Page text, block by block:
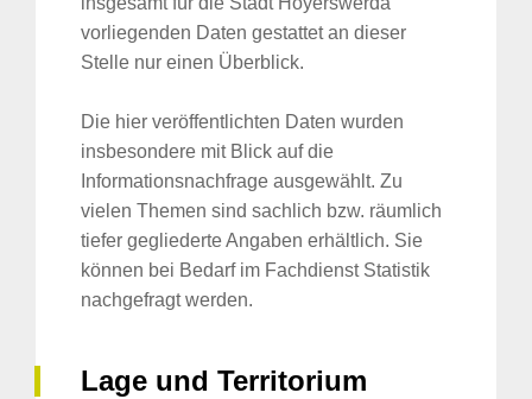
vorliegenden Daten gestattet an dieser
Stelle nur einen Überblick.
Die hier veröffentlichten Daten wurden
insbesondere mit Blick auf die
Informationsnachfrage ausgewählt. Zu
vielen Themen sind sachlich bzw. räumlich
tiefer gegliederte Angaben erhältlich. Sie
können bei Bedarf im Fachdienst Statistik
nachgefragt werden.
Lage und Territorium